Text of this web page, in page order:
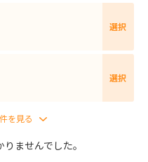
選択
選択
ませんでした。